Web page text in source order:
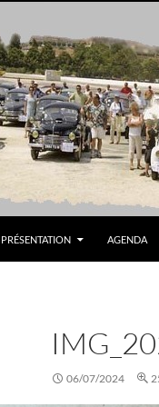
PRÉSENTATION AGENDA
06/07/2024